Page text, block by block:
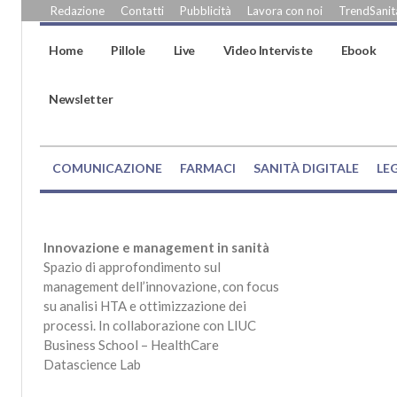
Redazione Contatti Pubblicità Lavora con noi
Home Pillole Live Video Interviste Ebook
Newsletter
COMUNICAZIONE FARMACI SANITÀ DIGITALE
Innovazione e management in sanità
Spazio di approfondimento sul
management dell’innovazione, con focus
su analisi HTA e ottimizzazione dei
processi. In collaborazione con LIUC
Business School – HealthCare
Datascience Lab